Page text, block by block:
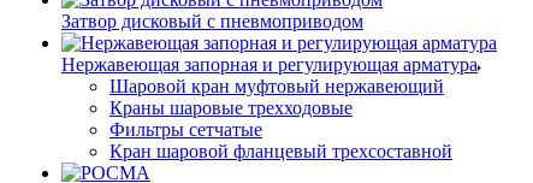
Затвор дисковый с пневмоприводом
Нержавеющая запорная и регулирующая арматура
Шаровой кран муфтовый нержавеющий
Краны шаровые трехходовые
Фильтры сетчатые
Кран шаровой фланцевый трехсоставной